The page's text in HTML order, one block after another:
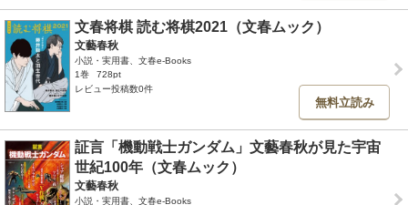
文春将棋 読む将棋2021（文春ムック）
文藝春秋
小説・実用書、文春e-Books
1巻
728pt
レビュー投稿数0件
無料立読み
証言「機動戦士ガンダム」文藝春秋が見た宇宙
世紀100年（文春ムック）
文藝春秋
小説・実用書、文春e-Books